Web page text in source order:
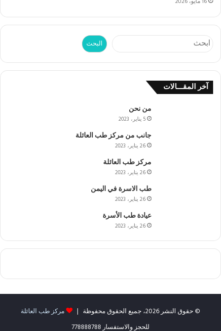
البحث البحث
آخر المقـــالات
من نحن
5 يناير، 2023
جانب من مركز طب العائلة
26 يناير، 2023
مركز طب العائلة
26 يناير، 2023
طب الاسرة في اليمن
26 يناير، 2023
عيادة طب الأسرة
26 يناير، 2023
© حقوق النشر 2026، جميع الحقوق محفوظة |
مركز طب العائلة
للحجز والاستفسار 778888788